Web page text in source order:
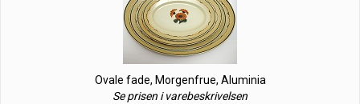
Ovale fade, Morgenfrue, Aluminia
Se prisen i varebeskrivelsen